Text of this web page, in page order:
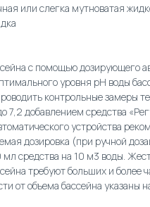
или слегка мутноватая
с помощью дозирующего
уровня рН воды
контрольные замеры
7,2 добавлением средства
устройства
дозировка (при ручной
средства на 10 м3 воды.
требуют больших и более
от объема бассейна указаны